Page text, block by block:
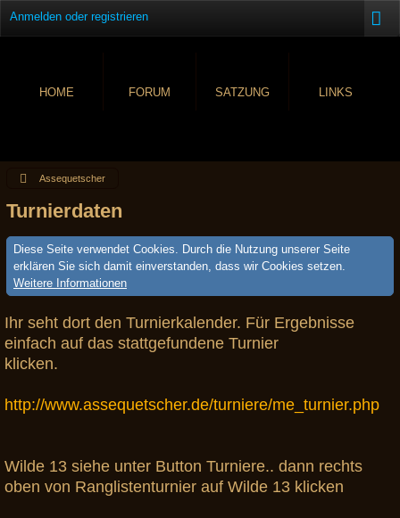
Anmelden oder registrieren
HOME FORUM SATZUNG LINKS
Assequetscher
Turnierdaten
Diese Seite verwendet Cookies. Durch die Nutzung unserer Seite
erklären Sie sich damit einverstanden, dass wir Cookies setzen.
Weitere Informationen
Ihr seht dort den Turnierkalender. Für Ergebnisse
einfach auf das stattgefundene Turnier
klicken.
http://www.assequetscher.de/turniere/me_turnier.php
Wilde 13 siehe unter Button Turniere.. dann rechts
oben von Ranglistenturnier auf Wilde 13 klicken